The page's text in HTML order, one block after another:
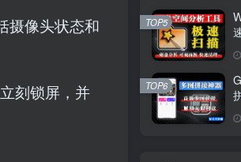
摄像头状态和
刻锁屏，并
TOP5
TOP6